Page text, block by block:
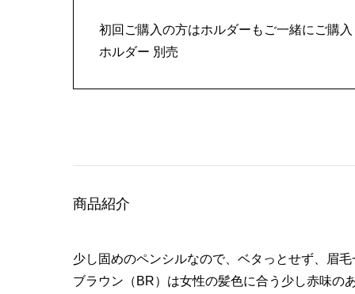
初回ご購入の方はホルダーもご一緒にご購
ホルダー 別売
商品紹介
少し固めのペンシルなので、ベタっとせず、眉
ブラウン（BR）は女性の髪色に合う少し赤味の